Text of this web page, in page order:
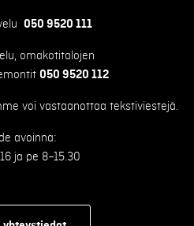
050 9520 111
omakotitalojen
050 9520 112
voi vastaanottaa tekstiviestejä.
avoinna:
ja pe 8–15.30